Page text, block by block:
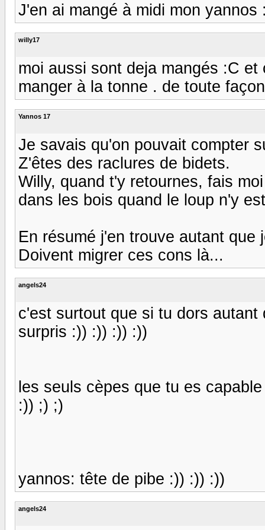
J'en ai mangé à midi mon yannos
willy17
moi aussi sont deja mangés :C
manger à la tonne . de toute
Yannos 17
Je savais qu'on pouvait compter
Z'êtes des raclures de bidets.
Willy, quand t'y retournes, fais
dans les bois quand le loup n'y
En résumé j'en trouve autant
Doivent migrer ces cons là...
angels24
c'est surtout que si tu dors
surpris :)) :)) :)) :))
les seuls cèpes que tu es
:)) ;) ;)
yannos: tête de pibe :)) :)) :))
angels24